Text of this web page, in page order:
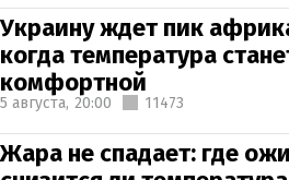
Украину ждет пик
когда температура
комфортной
5 августа, 20:00 11473
Жара не спадает: где